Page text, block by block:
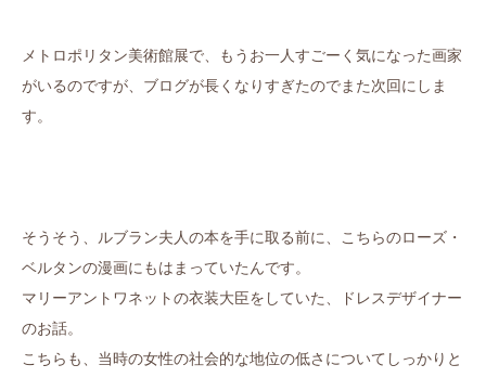
メトロポリタン美術館展で、もうお一人すごーく気になった画家
がいるのですが、ブログが長くなりすぎたのでまた次回にしま
す。
そうそう、ルブラン夫人の本を手に取る前に、こちらのローズ・
ベルタンの漫画にもはまっていたんです。
マリーアントワネットの衣装大臣をしていた、ドレスデザイナー
のお話。
こちらも、当時の女性の社会的な地位の低さについてしっかりと